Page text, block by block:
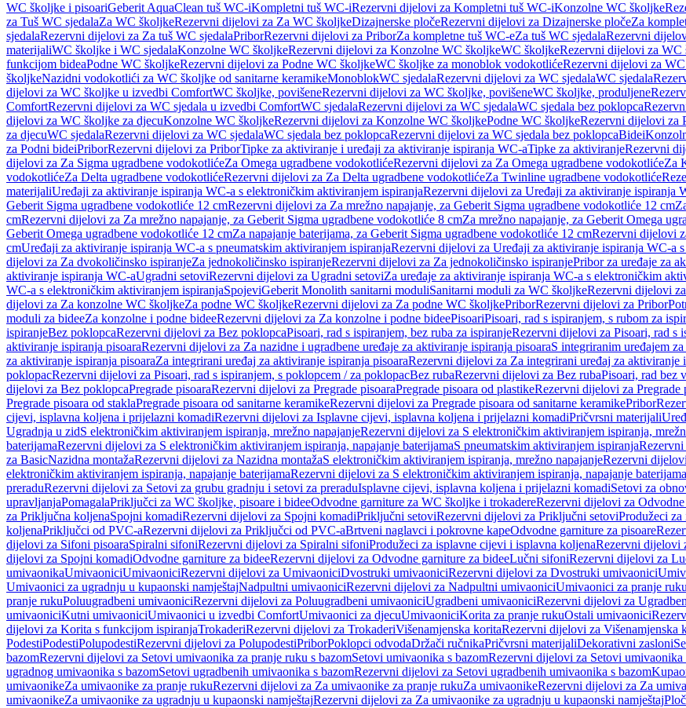
WC školjke i pisoariGeberit AquaClean tuš WC-iKompletni tuš WC-iRezervni dijelovi za Kompletni tuš WC-iKonzolne WC školjke
za Tuš WC sjedalaZa WC školjkeRezervni dijelovi za Za WC školjkeDizajnerske pločeRezervni dijelovi za Dizajnerske pločeZa
sjedalaRezervni dijelovi za Za tuš WC sjedalaPriborRezervni dijelovi za PriborZa kompletne tuš WC-eZa tuš WC sjedalaRezervni
materijaliWC školjke i WC sjedalaKonzolne WC školjkeRezervni dijelovi za Konzolne WC školjkeWC školjkeRezervni dijelovi za WC
funkcijom bideaPodne WC školjkeRezervni dijelovi za Podne WC školjkeWC školjke za monoblok vodokotlićeRezervni dijelovi za
školjkeNazidni vodokotlići za WC školjke od sanitarne keramikeMonoblokWC sjedalaRezervni dijelovi za WC sjedalaWC sjedala
dijelovi za WC školjke u izvedbi ComfortWC školjke, povišeneRezervni dijelovi za WC školjke, povišeneWC školjke, produljene
ComfortRezervni dijelovi za WC sjedala u izvedbi ComfortWC sjedalaRezervni dijelovi za WC sjedalaWC sjedala bez poklopca
dijelovi za WC školjke za djecuKonzolne WC školjkeRezervni dijelovi za Konzolne WC školjkePodne WC školjkeRezervni dijelovi za
za djecuWC sjedalaRezervni dijelovi za WC sjedalaWC sjedala bez poklopcaRezervni dijelovi za WC sjedala bez poklopcaBidei
za Podni bideiPriborRezervni dijelovi za PriborTipke za aktiviranje i uređaji za aktiviranje ispiranja WC-aTipke za aktiviranjeRezervni
dijelovi za Za Sigma ugradbene vodokotlićeZa Omega ugradbene vodokotlićeRezervni dijelovi za Za Omega ugradbene vodokotlićeZa
vodokotlićeZa Delta ugradbene vodokotlićeRezervni dijelovi za Za Delta ugradbene vodokotlićeZa Twinline ugradbene vodokotliće
materijaliUređaji za aktiviranje ispiranja WC-a s elektroničkim aktiviranjem ispiranjaRezervni dijelovi za Uređaji za aktiviranje ispiranja
Geberit Sigma ugradbene vodokotliće 12 cmRezervni dijelovi za Za mrežno napajanje, za Geberit Sigma ugradbene vodokotliće 12 cm
cmRezervni dijelovi za Za mrežno napajanje, za Geberit Sigma ugradbene vodokotliće 8 cmZa mrežno napajanje, za Geberit Omega
Geberit Omega ugradbene vodokotliće 12 cmZa napajanje baterijama, za Geberit Sigma ugradbene vodokotliće 12 cmRezervni dijelovi
cmUređaji za aktiviranje ispiranja WC-a s pneumatskim aktiviranjem ispiranjaRezervni dijelovi za Uređaji za aktiviranje ispiranja WC-a
dijelovi za Za dvokoličinsko ispiranjeZa jednokoličinsko ispiranjeRezervni dijelovi za Za jednokoličinsko ispiranjePribor za uređaje za
aktiviranje ispiranja WC-aUgradni setoviRezervni dijelovi za Ugradni setoviZa uređaje za aktiviranje ispiranja WC-a s elektroničkim
WC-a s elektroničkim aktiviranjem ispiranjaSpojeviGeberit Monolith sanitarni moduliSanitarni moduli za WC školjkeRezervni dijelovi
dijelovi za Za konzolne WC školjkeZa podne WC školjkeRezervni dijelovi za Za podne WC školjkePriborRezervni dijelovi za Pribor
moduli za bideeZa konzolne i podne bideeRezervni dijelovi za Za konzolne i podne bideePisoariPisoari, rad s ispiranjem, s rubom za
ispiranjeBez poklopcaRezervni dijelovi za Bez poklopcaPisoari, rad s ispiranjem, bez ruba za ispiranjeRezervni dijelovi za Pisoari, rad s
aktiviranje ispiranja pisoaraRezervni dijelovi za Za nazidne i ugradbene uređaje za aktiviranje ispiranja pisoaraS integriranim uređajem
za aktiviranje ispiranja pisoaraZa integrirani uređaj za aktiviranje ispiranja pisoaraRezervni dijelovi za Za integrirani uređaj za aktiviranje
poklopacRezervni dijelovi za Pisoari, rad s ispiranjem, s poklopcem / za poklopacBez rubaRezervni dijelovi za Bez rubaPisoari, rad bez
dijelovi za Bez poklopcaPregrade pisoaraRezervni dijelovi za Pregrade pisoaraPregrade pisoara od plastikeRezervni dijelovi za Pregrade
Pregrade pisoara od staklaPregrade pisoara od sanitarne keramikeRezervni dijelovi za Pregrade pisoara od sanitarne keramikePribor
cijevi, isplavna koljena i prijelazni komadiRezervni dijelovi za Isplavne cijevi, isplavna koljena i prijelazni komadiPričvrsni materijali
Ugradnja u zidS elektroničkim aktiviranjem ispiranja, mrežno napajanjeRezervni dijelovi za S elektroničkim aktiviranjem ispiranja,
baterijamaRezervni dijelovi za S elektroničkim aktiviranjem ispiranja, napajanje baterijamaS pneumatskim aktiviranjem ispiranja
za BasicNazidna montažaRezervni dijelovi za Nazidna montažaS elektroničkim aktiviranjem ispiranja, mrežno napajanjeRezervni
elektroničkim aktiviranjem ispiranja, napajanje baterijamaRezervni dijelovi za S elektroničkim aktiviranjem ispiranja, napajanje baterijama
preraduRezervni dijelovi za Setovi za grubu gradnju i setovi za preraduIsplavne cijevi, isplavna koljena i prijelazni komadiSetovi za
upravljanjaPomagalaPriključci za WC školjke, pisoare i bideeOdvodne garniture za WC školjke i trokadereRezervni dijelovi za
za Priključna koljenaSpojni komadiRezervni dijelovi za Spojni komadiPriključni setoviRezervni dijelovi za Priključni setoviProdužeci
koljenaPriključci od PVC-aRezervni dijelovi za Priključci od PVC-aBrtveni naglavci i pokrovne kapeOdvodne garniture za pisoare
dijelovi za Sifoni pisoaraSpiralni sifoniRezervni dijelovi za Spiralni sifoniProdužeci za isplavne cijevi i isplavna koljenaRezervni dijelovi
dijelovi za Spojni komadiOdvodne garniture za bideeRezervni dijelovi za Odvodne garniture za bideeLučni sifoniRezervni dijelovi za
umivaonikaUmivaoniciUmivaoniciRezervni dijelovi za UmivaoniciDvostruki umivaoniciRezervni dijelovi za Dvostruki umivaonici
Umivaonici za ugradnju u kupaonski namještajNadpultni umivaoniciRezervni dijelovi za Nadpultni umivaoniciUmivaonici za pranje ruku
pranje rukuPoluugradbeni umivaoniciRezervni dijelovi za Poluugradbeni umivaoniciUgradbeni umivaoniciRezervni dijelovi za
umivaoniciKutni umivaoniciUmivaonici u izvedbi ComfortUmivaonici za djecuUmivaoniciKorita za pranje rukuOstali umivaonici
dijelovi za Korita s funkcijom ispiranjaTrokaderiRezervni dijelovi za TrokaderiVišenamjenska koritaRezervni dijelovi za Višenamjenska
PodestiPodestiPolupodestiRezervni dijelovi za PolupodestiPriborPoklopci odvodaDržači ručnikaPričvrsni materijaliDekorativni zasloni
bazomRezervni dijelovi za Setovi umivaonika za pranje ruku s bazomSetovi umivaonika s bazomRezervni dijelovi za Setovi umivaonika
ugradnog umivaonika s bazomSetovi ugradbenih umivaonika s bazomRezervni dijelovi za Setovi ugradbenih umivaonika s bazom
umivaonikeZa umivaonike za pranje rukuRezervni dijelovi za Za umivaonike za pranje rukuZa umivaonikeRezervni dijelovi za Za
umivaonikeZa umivaonike za ugradnju u kupaonski namještajRezervni dijelovi za Za umivaonike za ugradnju u kupaonski namještaj